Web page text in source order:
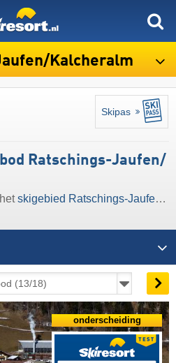
​Kalcheralm
Skipas
Ratschings-Jaufen/​
skigebied Ratschings-Jaufen/​Kalcheralm
onderscheiding